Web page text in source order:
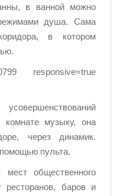
в ванной можно
душа. Сама
в котором
responsive=true
музыку, она
через динамик.
пульта.
общественного
баров и